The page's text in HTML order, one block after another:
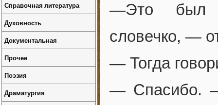
—Это был
словечко, —
— Тогда
— Спасибо.
Справочная литература
Духовность
Документальная
Прочее
Поэзия
Драматургия